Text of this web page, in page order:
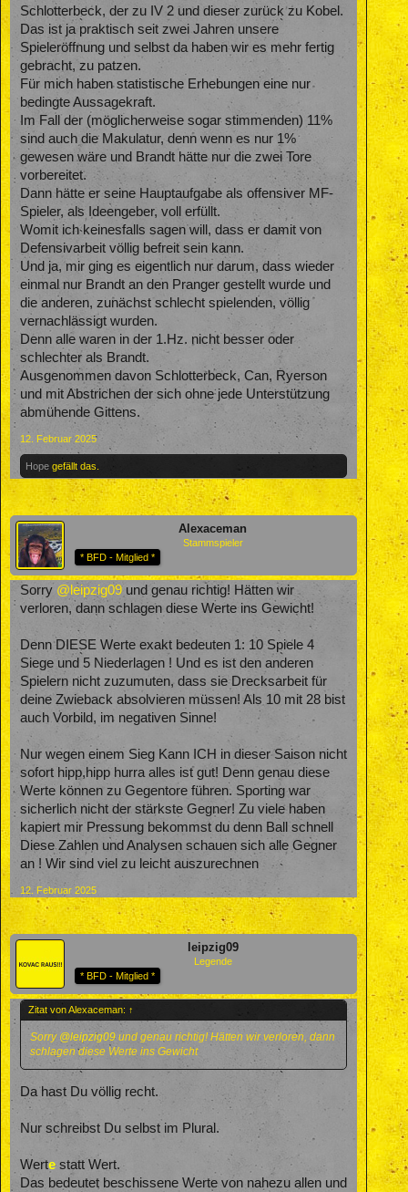
Schlotterbeck, der zu IV 2 und dieser zurück zu Kobel.
Das ist ja praktisch seit zwei Jahren unsere
Spieleröffnung und selbst da haben wir es mehr fertig
gebracht, zu patzen.
Für mich haben statistische Erhebungen eine nur
bedingte Aussagekraft.
Im Fall der (möglicherweise sogar stimmenden) 11%
sind auch die Makulatur, denn wenn es nur 1%
gewesen wäre und Brandt hätte nur die zwei Tore
vorbereitet.
Dann hätte er seine Hauptaufgabe als offensiver MF-
Spieler, als Ideengeber, voll erfüllt.
Womit ich keinesfalls sagen will, dass er damit von
Defensivarbeit völlig befreit sein kann.
Und ja, mir ging es eigentlich nur darum, dass wieder
einmal nur Brandt an den Pranger gestellt wurde und
die anderen, zunächst schlecht spielenden, völlig
vernachlässigt wurden.
Denn alle waren in der 1.Hz. nicht besser oder
schlechter als Brandt.
Ausgenommen davon Schlotterbeck, Can, Ryerson
und mit Abstrichen der sich ohne jede Unterstützung
abmühende Gittens.
12. Februar 2025
Hope gefällt das.
Alexaceman
Stammspieler
* BFD - Mitglied *
Sorry @leipzig09 und genau richtig! Hätten wir
verloren, dann schlagen diese Werte ins Gewicht!
Denn DIESE Werte exakt bedeuten 1: 10 Spiele 4
Siege und 5 Niederlagen ! Und es ist den anderen
Spielern nicht zuzumuten, dass sie Drecksarbeit für
deine Zwieback absolvieren müssen! Als 10 mit 28 bist
auch Vorbild, im negativen Sinne!
Nur wegen einem Sieg Kann ICH in dieser Saison nicht
sofort hipp,hipp hurra alles ist gut! Denn genau diese
Werte können zu Gegentore führen. Sporting war
sicherlich nicht der stärkste Gegner! Zu viele haben
kapiert mir Pressung bekommst du denn Ball schnell
Diese Zahlen und Analysen schauen sich alle Gegner
an ! Wir sind viel zu leicht auszurechnen
12. Februar 2025
leipzig09
Legende
* BFD - Mitglied *
Zitat von Alexaceman: ↑
Sorry @leipzig09 und genau richtig! Hätten wir verloren, dann
schlagen diese Werte ins Gewicht
Da hast Du völlig recht.
Nur schreibst Du selbst im Plural.
Wertestatt Wert.
Das bedeutet beschissene Werte von nahezu allen und